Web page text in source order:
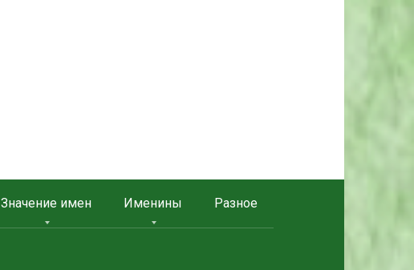
Значение имен Именины Разное